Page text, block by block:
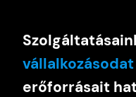
vállalkozásodat
erőforrásait